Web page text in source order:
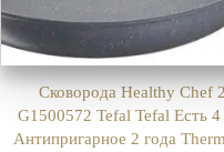
Сковорода Healthy Chef
G1500572 Tefal Tefal Есть
Антипригарное 2 года